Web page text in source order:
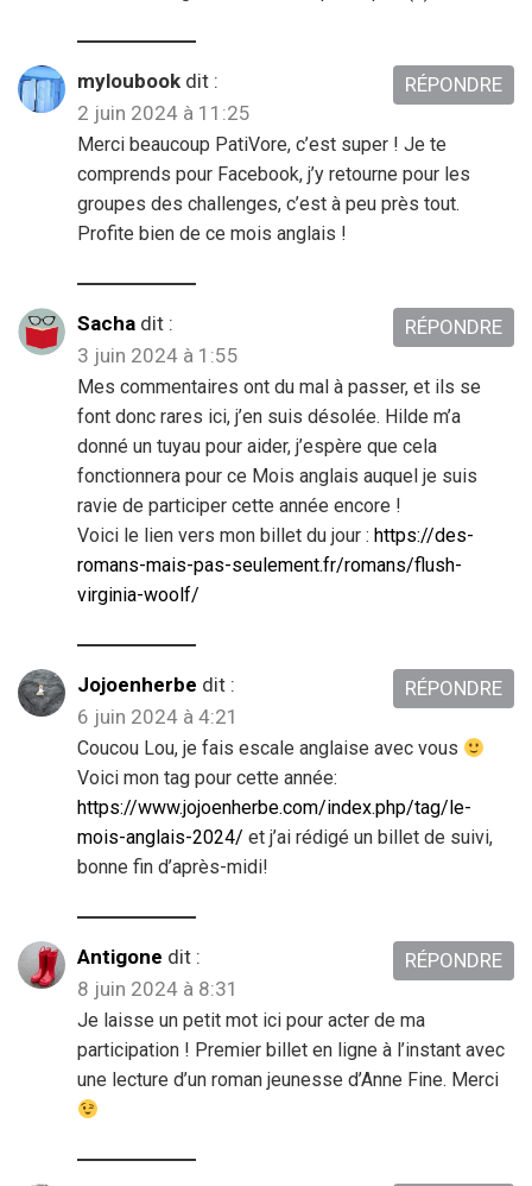
myloubook dit :
2 juin 2024 à 11:25
Merci beaucoup PatiVore, c’est super ! Je te
comprends pour Facebook, j’y retourne pour les
groupes des challenges, c’est à peu près tout.
Profite bien de ce mois anglais !
RÉPONDRE
Sacha dit :
3 juin 2024 à 1:55
Mes commentaires ont du mal à passer, et ils se
font donc rares ici, j’en suis désolée. Hilde m’a
donné un tuyau pour aider, j’espère que cela
fonctionnera pour ce Mois anglais auquel je suis
ravie de participer cette année encore !
Voici le lien vers mon billet du jour : https://des-
romans-mais-pas-seulement.fr/romans/flush-
virginia-woolf/
RÉPONDRE
Jojoenherbe dit :
6 juin 2024 à 4:21
Coucou Lou, je fais escale anglaise avec vous
Voici mon tag pour cette année:
https://www.jojoenherbe.com/index.php/tag/le-
mois-anglais-2024/ et j’ai rédigé un billet de suivi,
bonne fin d’après-midi!
RÉPONDRE
Antigone dit :
8 juin 2024 à 8:31
Je laisse un petit mot ici pour acter de ma
participation ! Premier billet en ligne à l’instant avec
une lecture d’un roman jeunesse d’Anne Fine. Merci
RÉPONDRE